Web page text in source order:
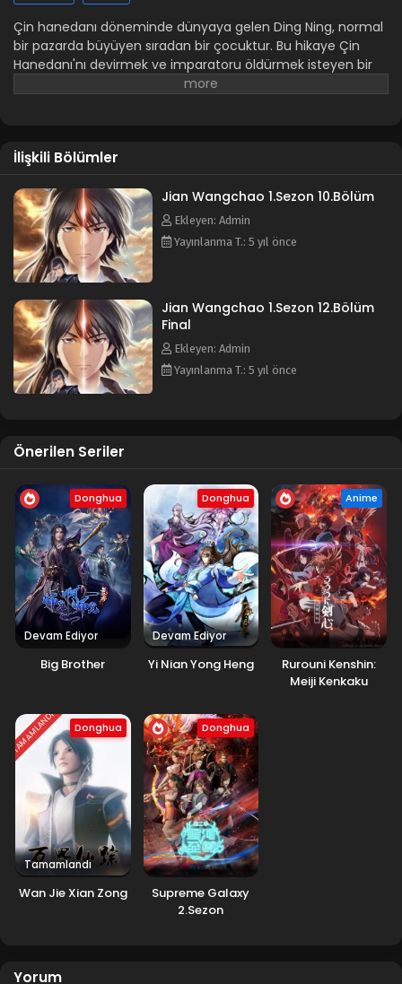
Çin hanedanı döneminde dünyaya gelen Ding Ning, normal
bir pazarda büyüyen sıradan bir çocuktur. Bu hikaye Çin
Hanedanı'nı devirmek ve imparatoru öldürmek isteyen bir
çocuğun hikayesidir.​ Animenin diğer isimleri: Sword Dynasty
İlişkili Bölümler
Jian Wangchao 1.Sezon 10.Bölüm
Ekleyen: Admin
Yayınlanma T.: 5 yıl önce
Jian Wangchao 1.Sezon 12.Bölüm
Final
Ekleyen: Admin
Yayınlanma T.: 5 yıl önce
Önerilen Seriler
Donghua
Devam Ediyor
Big Brother
Donghua
Devam Ediyor
Yi Nian Yong Heng
Anime
Rurouni Kenshin:
Meiji Kenkaku
TAMAMLANDI Donghua
Tamamlandı
Wan Jie Xian Zong
Donghua
Supreme Galaxy
2.Sezon
Yorum